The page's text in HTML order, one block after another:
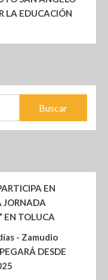
LA EDUCACIÓN
EN
JORNADA
EN TOLUCA
- Zamudio
DESDE